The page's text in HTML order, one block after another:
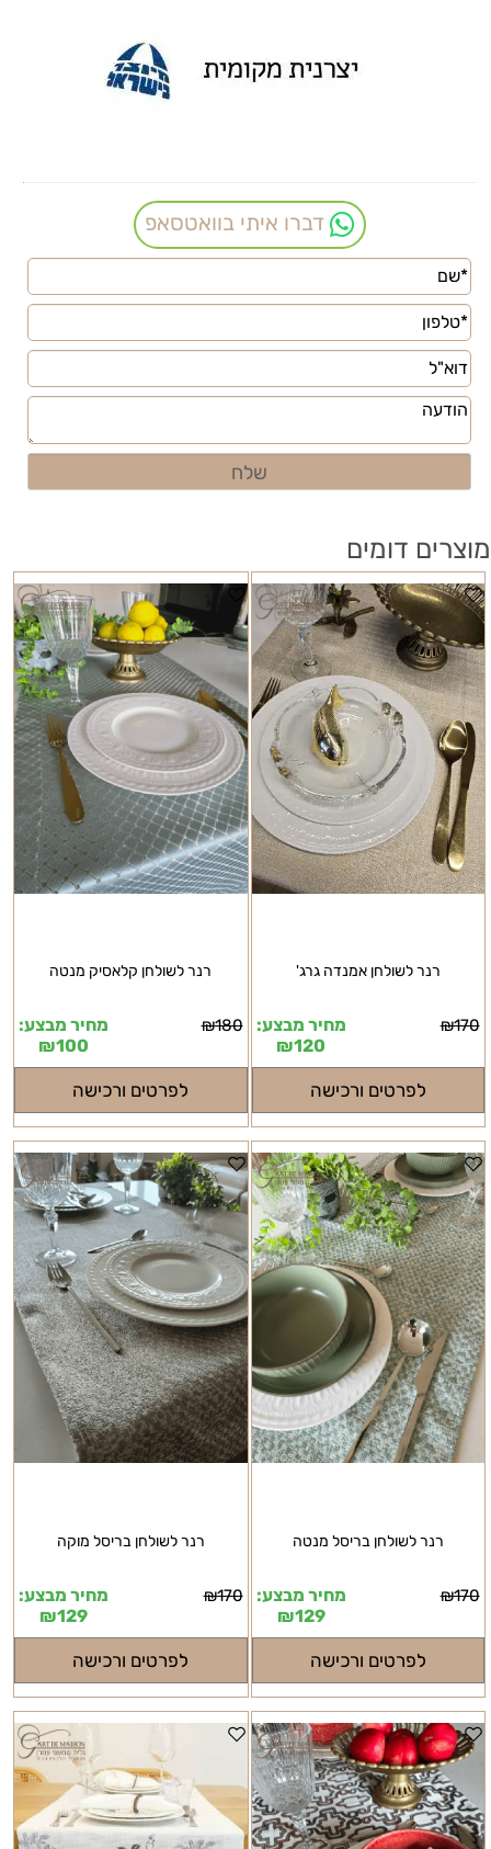
דברו איתי בוואטסאפ
מוצרים דומים
רנר לשולחן אמנדה גרג'
₪170
מחיר מבצע:
₪120
לפרטים ורכישה
רנר לשולחן קלאסיק מנטה
₪180
מחיר מבצע:
₪100
לפרטים ורכישה
רנר לשולחן בריסל מנטה
₪170
מחיר מבצע:
₪129
לפרטים ורכישה
רנר לשולחן בריסל מוקה
₪170
מחיר מבצע:
₪129
לפרטים ורכישה